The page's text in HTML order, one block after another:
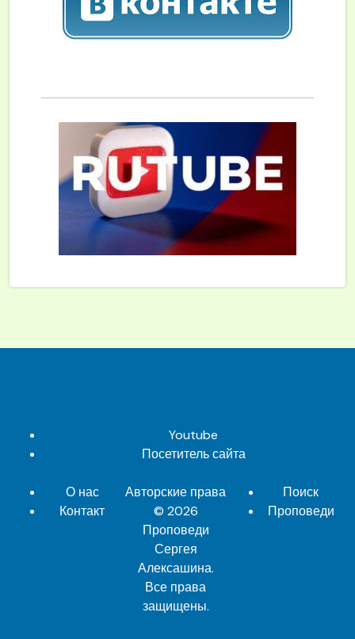
Youtube
Посетитель сайта
О нас
Контакт
Авторские права
© 2026
Проповеди
Сергея
Алексашина.
Все права
защищены.
Поиск
Проповеди